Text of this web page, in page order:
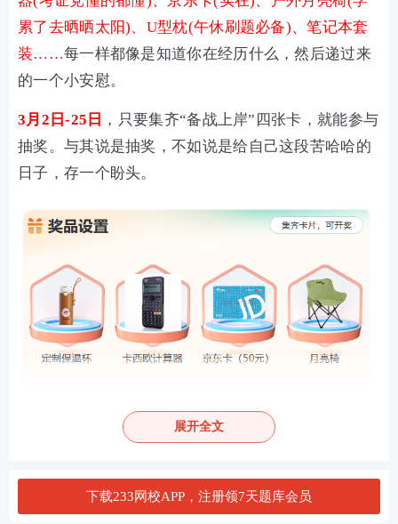
累了去晒晒太阳)、U型枕(午休刷题必备)、笔记本套
装……每一样都像是知道你在经历什么，然后递过来
的一个小安慰。
3月2日-25日 ，只要集齐“备战上岸”四张卡，就能参与
抽奖。与其说是抽奖，不如说是给自己这段苦哈哈的
日子，存一个盼头。
展开全文
下载233网校APP，注册领7天题库会员